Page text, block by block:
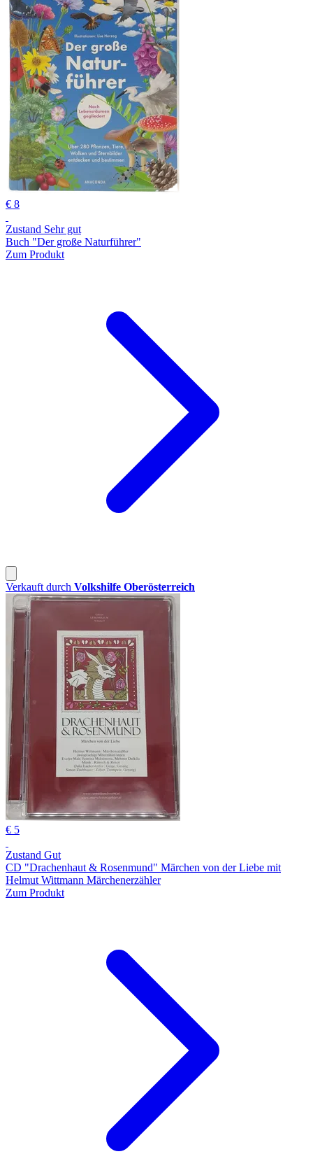
€ 8
Zustand Sehr gut
Buch "Der große Naturführer"
Zum Produkt
Verkauft durch Volkshilfe Oberösterreich
€ 5
Zustand Gut
CD "Drachenhaut & Rosenmund" Märchen von der Liebe mit
Helmut Wittmann Märchenerzähler
Zum Produkt